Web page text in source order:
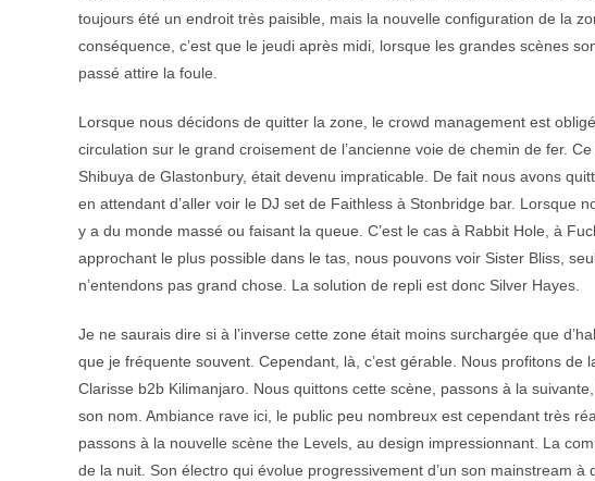
toujours été un endroit très paisible, mais la nouvelle configuration de la
conséquence, c’est que le jeudi après midi, lorsque les grandes scènes
passé attire la foule.
Lorsque nous décidons de quitter la zone, le crowd management est
circulation sur le grand croisement de l’ancienne voie de chemin de fer.
Shibuya de Glastonbury, était devenu impraticable. De fait nous avons
en attendant d’aller voir le DJ set de Faithless à Stonbridge bar. Lorsque
y a du monde massé ou faisant la queue. C’est le cas à Rabbit Hole, à
approchant le plus possible dans le tas, nous pouvons voir Sister Bliss,
n’entendons pas grand chose. La solution de repli est donc Silver Hayes.
Je ne saurais dire si à l’inverse cette zone était moins surchargée que
que je fréquente souvent. Cependant, là, c’est gérable. Nous profitons
Clarisse b2b Kilimanjaro. Nous quittons cette scène, passons à la
son nom. Ambiance rave ici, le public peu nombreux est cependant très
passons à la nouvelle scène the Levels, au design impressionnant. La
de la nuit. Son électro qui évolue progressivement d’un son mainstream